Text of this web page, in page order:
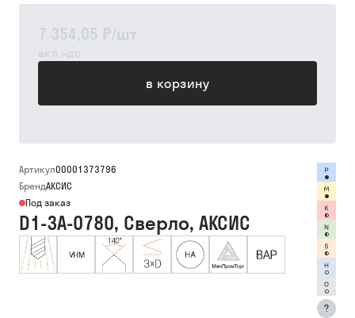
7 354,05 ₽/шт
вкл ндс
в корзину
Артикул00001373796
БрендАКСИС
Под заказ
D1-3A-0780, Сверло, АКСИС
?